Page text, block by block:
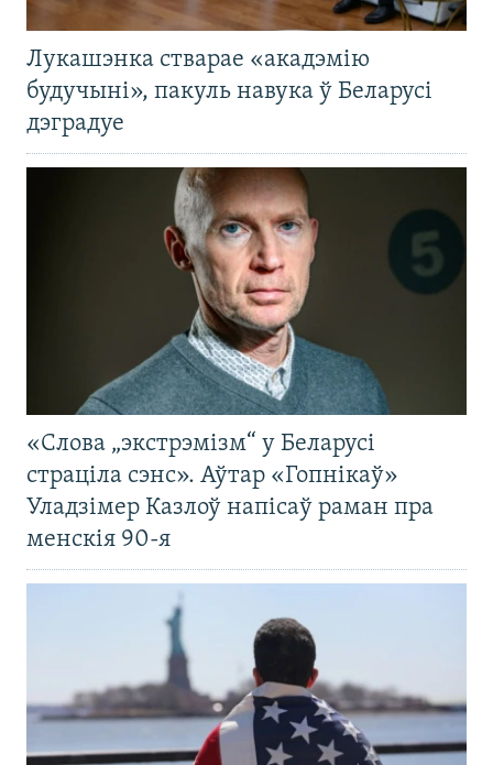
Лукашэнка стварае «акадэмію
будучыні», пакуль навука ў Беларусі
дэградуе
«Слова „экстрэмізм“ у Беларусі
страціла сэнс». Аўтар «Гопнікаў»
Уладзімер Казлоў напісаў раман пра
менскія 90-я